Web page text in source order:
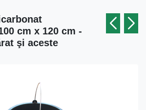
cm x 120 cm -
şi aceste